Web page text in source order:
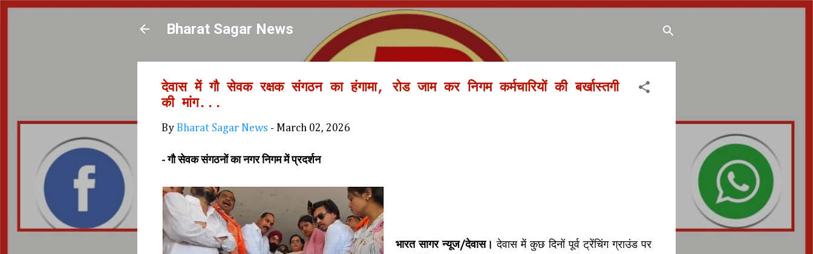
Skip to main content
Bharat Sagar News
देवास में गौ सेवक रक्षक संगठन का हंगामा, रोड जाम कर निगम कर्मचारियों की बर्खास्तगी
की मांग...
By Bharat Sagar News - March 02, 2026
- गौ सेवक संगठनों का नगर निगम में प्रदर्शन
भारत सागर न्यूज/देवास।देवास में कुछ दिनों पूर्व ट्रेंचिंग ग्राउंड पर